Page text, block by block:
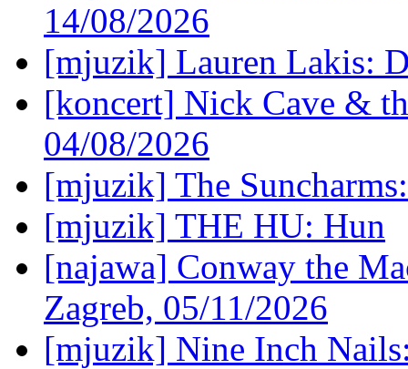
14/08/2026
[mjuzik] Lauren Lakis:
[koncert] Nick Cave &
04/08/2026
[mjuzik] The
[mjuzik] THE HU: Hun
[najawa] Conway the
Zagreb, 05/11/2026
[mjuzik] Nine Inch